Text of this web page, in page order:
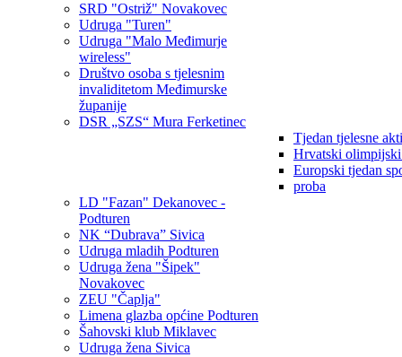
SRD "Ostriž" Novakovec
Udruga "Turen"
Udruga "Malo Međimurje
wireless"
Društvo osoba s tjelesnim
invaliditetom Međimurske
županije
DSR „SZS“ Mura Ferketinec
Tjedan tjelesne
Hrvatski
Europski tjedan
proba
LD "Fazan" Dekanovec -
Podturen
NK “Dubrava” Sivica
Udruga mladih Podturen
Udruga žena "Šipek"
Novakovec
ZEU "Čaplja"
Limena glazba općine Podturen
Šahovski klub Miklavec
Udruga žena Sivica